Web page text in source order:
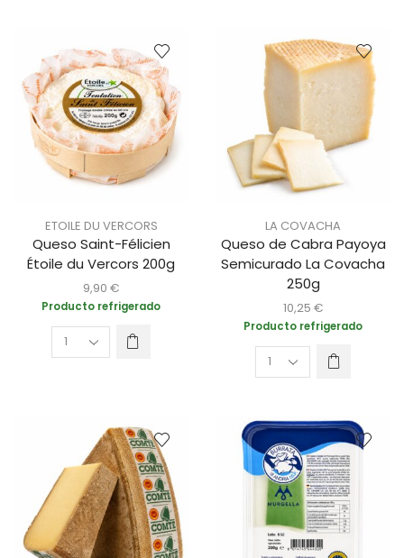
ETOILE DU VERCORS
Queso Saint-Félicien
Étoile du Vercors 200g
9,90 €
Producto refrigerado
LA COVACHA
Queso de Cabra Payoya
Semicurado La Covacha
250g
10,25 €
Producto refrigerado